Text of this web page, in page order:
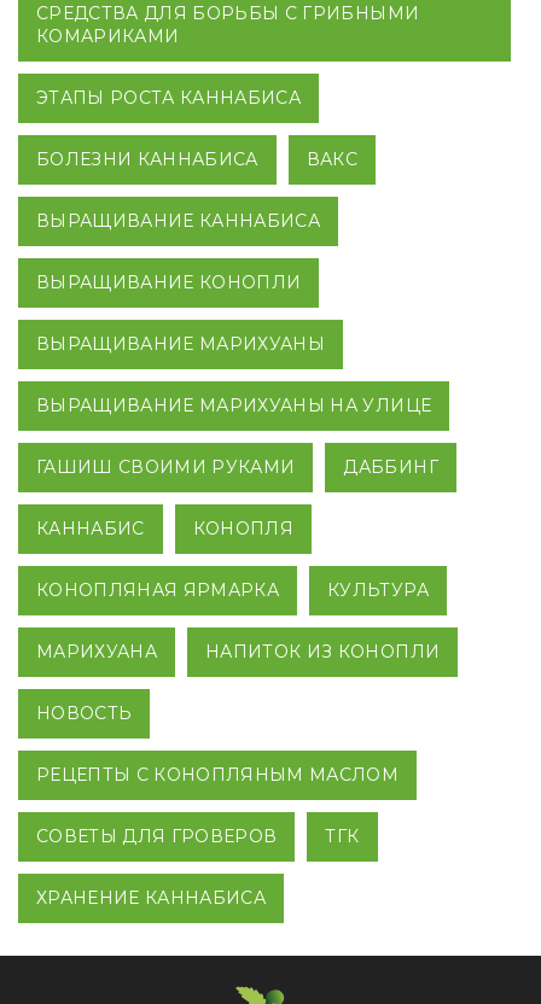
СРЕДСТВА ДЛЯ БОРЬБЫ С ГРИБНЫМИ
КОМАРИКАМИ
ЭТАПЫ РОСТА КАННАБИСА
БОЛЕЗНИ КАННАБИСА ВАКС
ВЫРАЩИВАНИЕ КАННАБИСА
ВЫРАЩИВАНИЕ КОНОПЛИ
ВЫРАЩИВАНИЕ МАРИХУАНЫ
ВЫРАЩИВАНИЕ МАРИХУАНЫ НА УЛИЦЕ
ГАШИШ СВОИМИ РУКАМИ ДАББИНГ
КАННАБИС КОНОПЛЯ
КОНОПЛЯНАЯ ЯРМАРКА КУЛЬТУРА
МАРИХУАНА НАПИТОК ИЗ КОНОПЛИ
НОВОСТЬ
РЕЦЕПТЫ С КОНОПЛЯНЫМ МАСЛОМ
СОВЕТЫ ДЛЯ ГРОВЕРОВ ТГК
ХРАНЕНИЕ КАННАБИСА